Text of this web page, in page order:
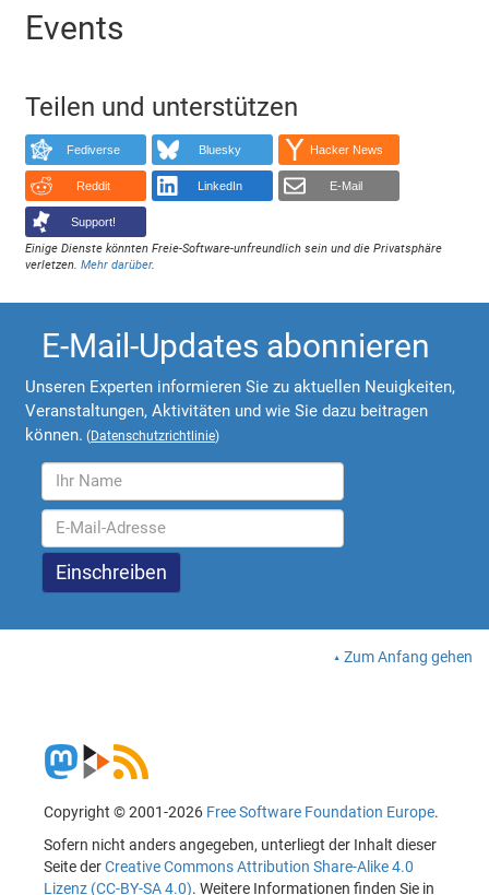
Events
Teilen und unterstützen
Fediverse Bluesky Hacker News
Reddit LinkedIn E-Mail
Support!
Einige Dienste könnten Freie-Software-unfreundlich sein und die Privatsphäre
verletzen.Mehr darüber.
E-Mail-Updates abonnieren
Unseren Experten informieren Sie zu aktuellen Neuigkeiten,
Veranstaltungen, Aktivitäten und wie Sie dazu beitragen
können. (Datenschutzrichtlinie)
Zum Anfang gehen
Copyright © 2001-2026 Free Software Foundation Europe.
Sofern nicht anders angegeben, unterliegt der Inhalt dieser
Seite derCreative Commons Attribution Share-Alike 4.0
Lizenz (CC-BY-SA 4.0). Weitere Informationen finden Sie in